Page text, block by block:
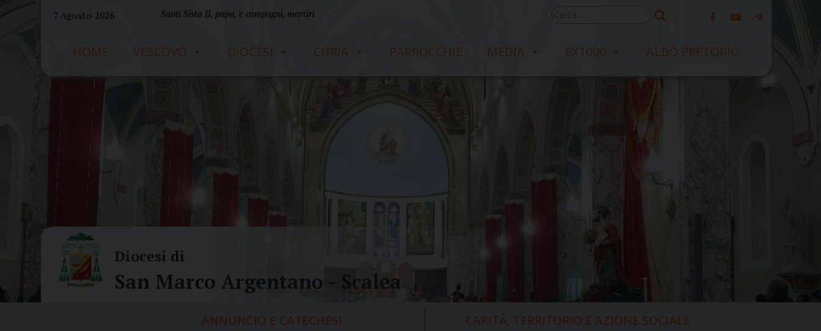
7 Agosto 2026 Santi Sisto II, papa, e compagni, martiri
Ricerca
per:
HOME VESCOVO DIOCESI CURIA PARROCCHIE MEDIA 8X1000 ALBO PRETORIO
Diocesi di
San Marco Argentano - Scalea
ANNUNCIO E CATECHESI CARITÀ, TERRITORIO E AZIONE SOCIALE